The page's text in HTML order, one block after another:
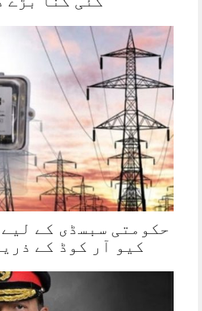
حکومتی سبسڈی کے
کیو آر کوڈ کے